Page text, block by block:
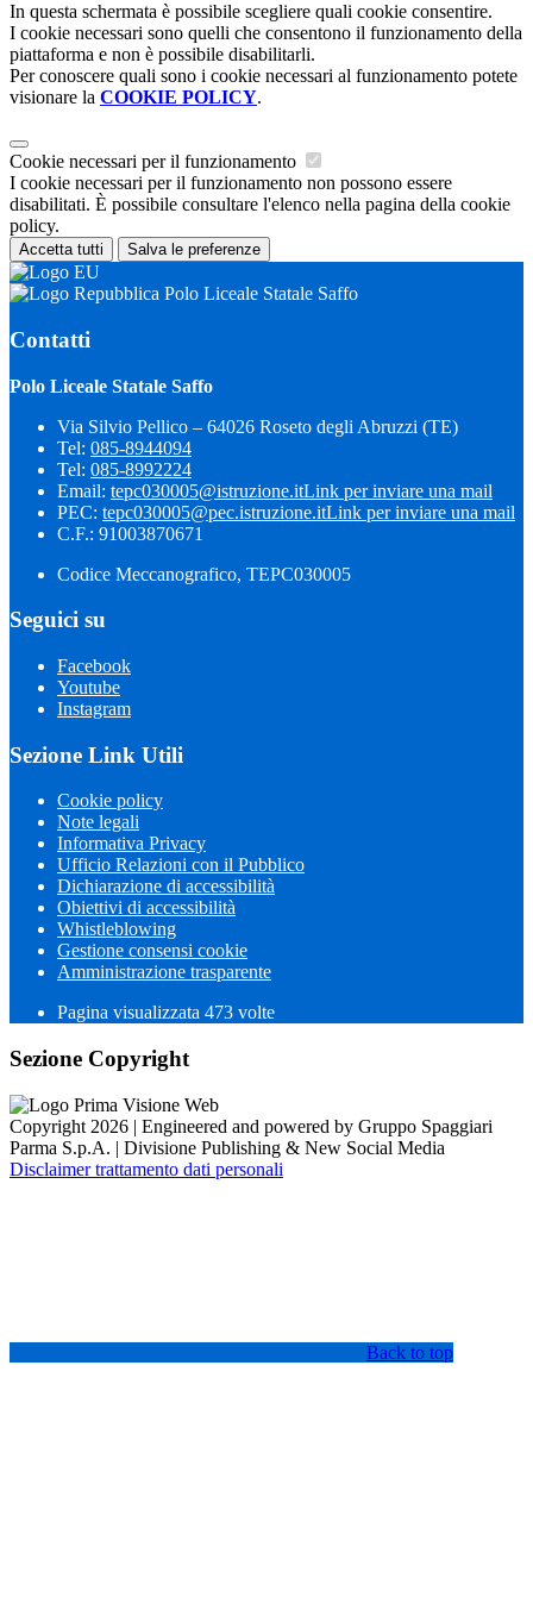
In questa schermata è possibile scegliere quali cookie consentire.
I cookie necessari sono quelli che consentono il funzionamento della
piattaforma e non è possibile disabilitarli.
Per conoscere quali sono i cookie necessari al funzionamento potete
visionare la COOKIE POLICY.
Cookie necessari per il funzionamento
I cookie necessari per il funzionamento non possono essere
disabilitati. È possibile consultare l'elenco nella pagina della cookie
policy.
Accetta tutti Salva le preferenze
Polo Liceale Statale Saffo
Contatti
Polo Liceale Statale Saffo
Via Silvio Pellico – 64026 Roseto degli Abruzzi (TE)
Tel: 085-8944094
Tel: 085-8992224
Email: tepc030005@istruzione.itLink per inviare una mail
PEC: tepc030005@pec.istruzione.itLink per inviare una mail
C.F.: 91003870671
Codice Meccanografico, TEPC030005
Seguici su
Facebook
Youtube
Instagram
Sezione Link Utili
Cookie policy
Note legali
Informativa Privacy
Ufficio Relazioni con il Pubblico
Dichiarazione di accessibilità
Obiettivi di accessibilità
Whistleblowing
Gestione consensi cookie
Amministrazione trasparente
Pagina visualizzata 473 volte
Sezione Copyright
Copyright 2026 | Engineered and powered by Gruppo Spaggiari
Parma S.p.A. | Divisione Publishing & New Social Media
Disclaimer trattamento dati personali
Back to top